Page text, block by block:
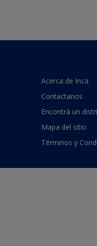
Acerca de Inca
Contactanos
Encontrá un
Mapa del sitio
Términos y